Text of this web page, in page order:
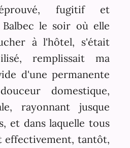
fugitif et
le soir où elle
à l'hôtel, s'était
remplissait ma
d'une permanente
domestique,
rayonnant jusque
et dans laquelle tous
effectivement, tantôt,